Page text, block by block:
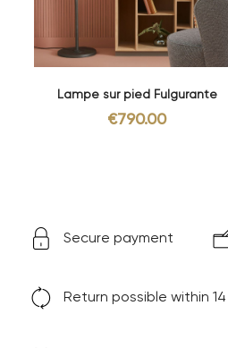
Lampe sur pied Fulgurante
€790.00
Secure payment
Return possible within